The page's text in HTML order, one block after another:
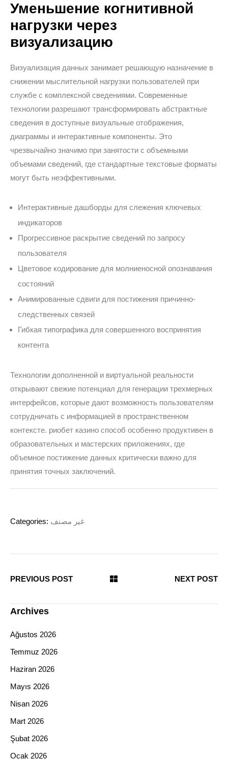
Уменьшение когнитивной
нагрузки через
визуализацию
Визуализация данных занимает решающую назначение в
снижении мыслительной нагрузки пользователей при
службе с комплексной сведениями. Современные
технологии разрешают трансформировать абстрактные
сведения в доступные визуальные отображения,
диаграммы и интерактивные компоненты. Это
чрезвычайно значимо при занятости с объемными
объемами сведений, где стандартные текстовые форматы
могут быть неэффективными.
Интерактивные дашборды для слежения ключевых
индикаторов
Прогрессивное раскрытие сведений по запросу
пользователя
Цветовое кодирование для молниеносной опознавания
состояний
Анимированные сдвиги для постижения причинно-
следственных связей
Гибкая типографика для совершенного воспринятия
контента
Технологии дополненной и виртуальной реальности
открывают свежие потенциал для генерации трехмерных
интерфейсов, которые дают возможность пользователям
сотрудничать с информацией в пространственном
контексте. риобет казино способ особенно продуктивен в
образовательных и мастерских приложениях, где
объемное постижение данных критически важно для
принятия точных заключений.
Categories: غير مصنف
PREVIOUS POST NEXT POST
Archives
Ağustos 2026
Temmuz 2026
Haziran 2026
Mayıs 2026
Nisan 2026
Mart 2026
Şubat 2026
Ocak 2026